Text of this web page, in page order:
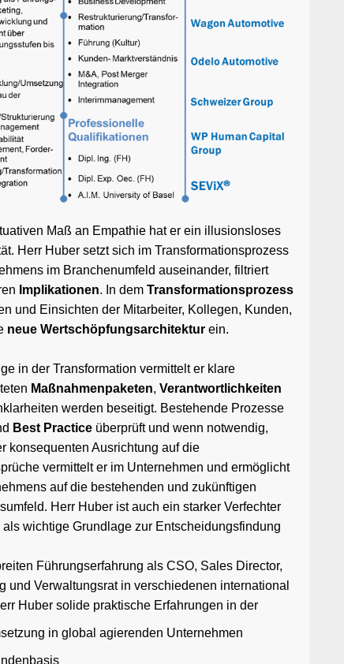
Maß an Empathie hat er ein illusionsloses
Herr Huber setzt sich im Transformationsprozess
im Branchenumfeld auseinander, filtriert
Implikationen. In dem Transformationsprozess
und Einsichten der Mitarbeiter, Kollegen, Kunden,
neue Wertschöpfungsarchitektur ein.
in der Transformation vermittelt er klare
Maßnahmenpaketen, Verantwortlichkeiten
werden beseitigt. Bestehende Prozesse
Best Practice überprüft und wenn notwendig,
konsequenten Ausrichtung auf die
vermittelt er im Unternehmen und ermöglicht
auf die bestehenden und zukünftigen
Herr Huber ist auch ein starker Verfechter
wichtige Grundlage zur Entscheidungsfindung
Führungserfahrung als CSO, Sales Director,
und Verwaltungsrat in verschiedenen international
Huber solide praktische Erfahrungen in der
in global agierenden Unternehmen